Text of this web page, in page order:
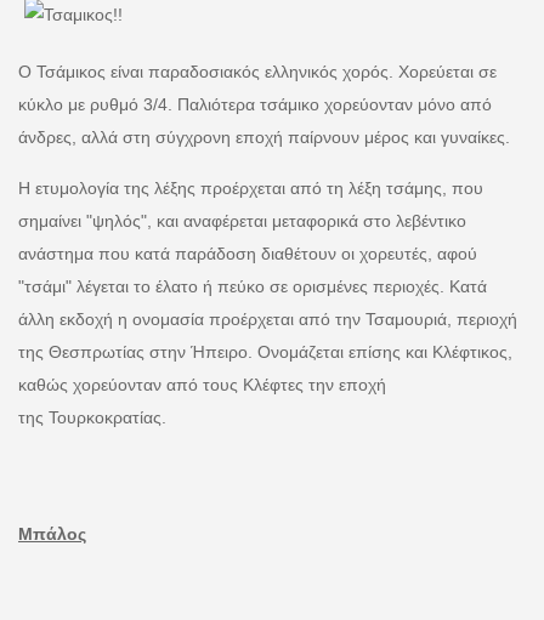
Ο Τσάμικος είναι παραδοσιακός ελληνικός χορός. Χορεύεται σε
κύκλο με ρυθμό 3/4. Παλιότερα τσάμικο χορεύονταν μόνο από
άνδρες, αλλά στη σύγχρονη εποχή παίρνουν μέρος και γυναίκες.
Η ετυμολογία της λέξης προέρχεται από τη λέξη τσάμης, που
σημαίνει "ψηλός", και αναφέρεται μεταφορικά στο λεβέντικο
ανάστημα που κατά παράδοση διαθέτουν οι χορευτές, αφού
"τσάμι" λέγεται το έλατο ή πεύκο σε ορισμένες περιοχές. Κατά
άλλη εκδοχή η ονομασία προέρχεται από την Τσαμουριά, περιοχή
της Θεσπρωτίας στην Ήπειρο. Ονομάζεται επίσης και Κλέφτικος,
καθώς χορεύονταν από τους Κλέφτες την εποχή
της Τουρκοκρατίας.
Μπάλος